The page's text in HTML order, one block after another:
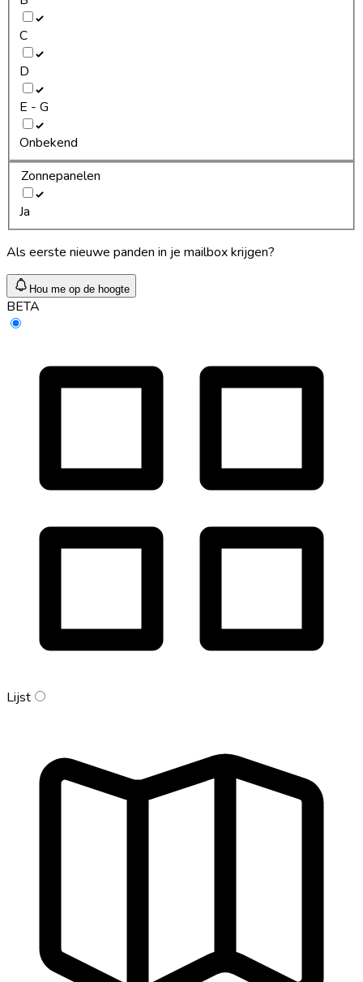
C
D
E - G
Onbekend
Zonnepanelen
Ja
Als eerste nieuwe panden in je mailbox krijgen?
Hou me op de hoogte
BETA
Lijst